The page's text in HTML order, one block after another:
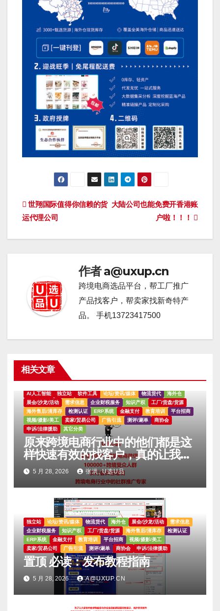
文
章
大陆公司也能免费开香港账
户啦！！！
世翔国际值得你信赖的货
运代理公司
作者a@uxup.cn
跨境电商选品平台，帮工厂推广
产品找客户，帮卖家找新奇特产
品。 手机13723417500
相关文章
AI人工智能 独立站 软件工具 论坛/资讯/媒体 物流货代
海外仓
展会/沙龙/活动
需求信息 企业财税服务 知识产权
工厂/货盘/货源
海外售后/清库存
检测认证 ERP系统 金融支付 教育培训
平台招商
视频/摄影/美工
卖家/贸易公司 广告引流 测评/涮单
商协会
申诉/法律援助
其它分类
原来跨境电商行业中的他们都是这
样快速有效的找客户，真的让我大
吃一惊。。。。
5 月 28, 2026 张洪, U选U品
独立站 论坛/资讯/媒体 物流货代 海外仓 展会/沙龙/活动
需求信息
企业财税服务
知识产权 工厂/货盘/货源 海外售后/清库存
检测认证
ERP系统
金融支付 教育培训 平台招商
视频/摄影/美工
卖家/贸易公司
广告引流 测评/涮单 商协会 申诉/法律援助
置顶 必读：发布教程指南
5 月 28, 2026 A@UXUP.CN